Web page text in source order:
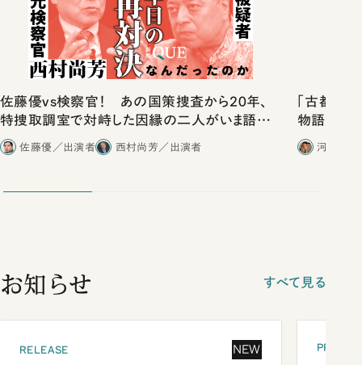
佐藤優vs検察官！ あの国策捜査から20年、
特捜取調室で対峙した因縁の二人がいま語り
合ったこと
佐藤優／出演者 西村尚芳／出演者
「古都」
物語」に
河野有
お知らせ すべて見る
RELEASE NEW